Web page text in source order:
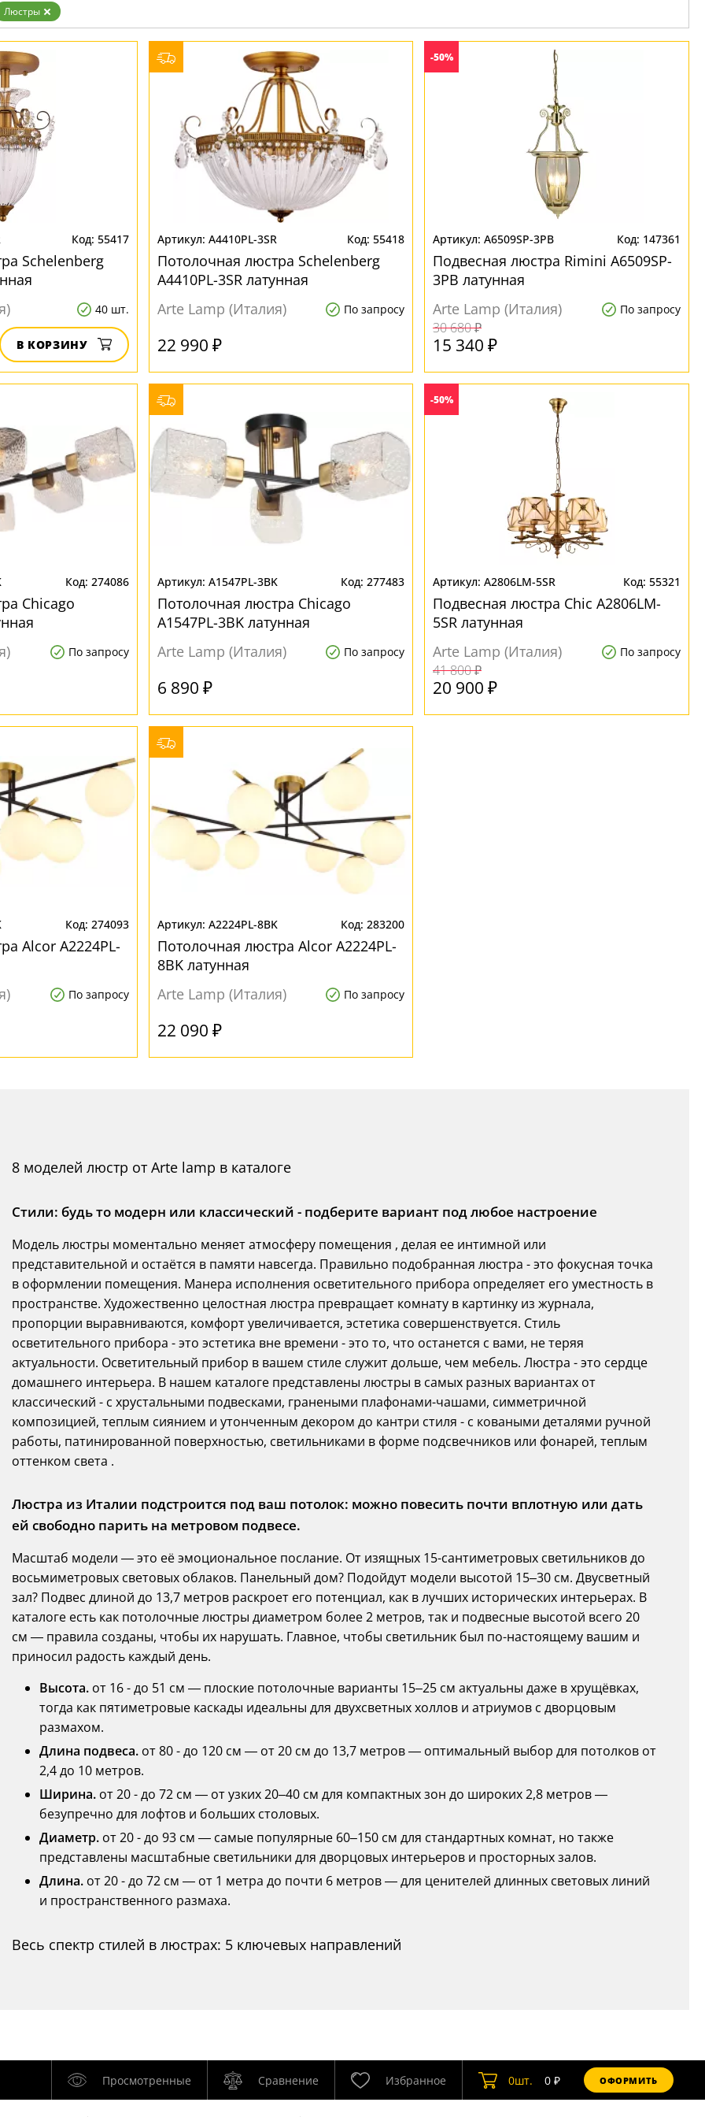
Бронза
Золото
Прозрачные
Люстры
55417
Schelenberg
40 шт.
В КОРЗИНУ
A4410PL-3SR 55418
Потолочная люстра Schelenberg
A4410PL-3SR латунная
Arte Lamp (Италия)
По запросу
22 990 ₽
-50%
A6509SP-3PB 147361
Подвесная люстра Rimini A6509SP-
3PB латунная
Arte Lamp (Италия)
По запросу
30 680 ₽
15 340 ₽
274086
Chicago
По запросу
A1547PL-3BK 277483
Потолочная люстра Chicago
A1547PL-3BK латунная
Arte Lamp (Италия)
По запросу
6 890 ₽
-50%
A2806LM-5SR 55321
Подвесная люстра Chic A2806LM-
5SR латунная
Arte Lamp (Италия)
По запросу
41 800 ₽
20 900 ₽
274093
Alcor A2224PL-
По запросу
A2224PL-8BK 283200
Потолочная люстра Alcor A2224PL-
8BK латунная
Arte Lamp (Италия)
По запросу
22 090 ₽
8 моделей люстр от Arte lamp в каталоге
Стили: будь то модерн или классический - подберите вариант под любое настроение
Модель люстры моментально меняет атмосферу помещения , делая ее интимной или
представительной и остаётся в памяти навсегда. Правильно подобранная люстра - это фокусная точка
в оформлении помещения. Манера исполнения осветительного прибора определяет его уместность в
пространстве. Художественно целостная люстра превращает комнату в картинку из журнала,
пропорции выравниваются, комфорт увеличивается, эстетика совершенствуется. Стиль
осветительного прибора - это эстетика вне времени - это то, что останется с вами, не теряя
актуальности. Осветительный прибор в вашем стиле служит дольше, чем мебель. Люстра - это сердце
домашнего интерьера. В нашем каталоге представлены люстры в самых разных вариантах от
классический - с хрустальными подвесками, гранеными плафонами-чашами, симметричной
композицией, теплым сиянием и утонченным декором до кантри стиля - с коваными деталями ручной
работы, патинированной поверхностью, светильниками в форме подсвечников или фонарей, теплым
оттенком света .
Люстра из Италии подстроится под ваш потолок: можно повесить почти вплотную или дать
ей свободно парить на метровом подвесе.
Масштаб модели — это её эмоциональное послание. От изящных 15-сантиметровых светильников до
восьмиметровых световых облаков. Панельный дом? Подойдут модели высотой 15–30 см. Двусветный
зал? Подвес длиной до 13,7 метров раскроет его потенциал, как в лучших исторических интерьерах. В
каталоге есть как потолочные люстры диаметром более 2 метров, так и подвесные высотой всего 20
см — правила созданы, чтобы их нарушать. Главное, чтобы светильник был по-настоящему вашим и
приносил радость каждый день.
Высота. от 16 - до 51 см — плоские потолочные варианты 15–25 см актуальны даже в хрущёвках,
тогда как пятиметровые каскады идеальны для двухсветных холлов и атриумов с дворцовым
размахом.
Длина подвеса. от 80 - до 120 см — от 20 см до 13,7 метров — оптимальный выбор для потолков от
2,4 до 10 метров.
Ширина. от 20 - до 72 см — от узких 20–40 см для компактных зон до широких 2,8 метров —
безупречно для лофтов и больших столовых.
Диаметр. от 20 - до 93 см — самые популярные 60–150 см для стандартных комнат, но также
представлены масштабные светильники для дворцовых интерьеров и просторных залов.
Длина. от 20 - до 72 см — от 1 метра до почти 6 метров — для ценителей длинных световых линий
и пространственного размаха.
Весь спектр стилей в люстрах: 5 ключевых направлений
Просмотренные Сравнение Избранное 0шт. 0₽ ОФОРМИТЬ